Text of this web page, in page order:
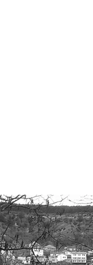
на
не до
Моя задача —
на пару
он